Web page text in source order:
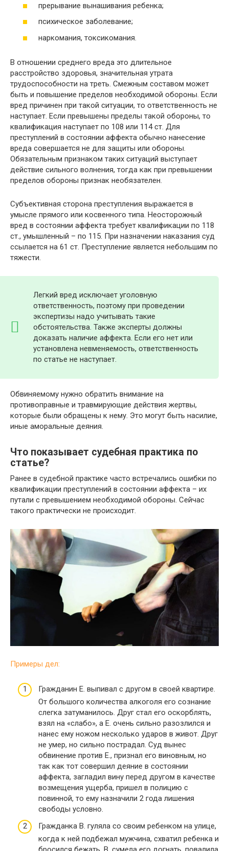
прерывание вынашивания ребенка;
психическое заболевание;
наркомания, токсикомания.
В отношении среднего вреда это длительное
расстройство здоровья, значительная утрата
трудоспособности на треть. Смежным составом может
быть и повышение пределов необходимой обороны. Если
вред причинен при такой ситуации, то ответственность не
наступает. Если превышены пределы такой обороны, то
квалификация наступает по 108 или 114 ст. Для
преступлений в состоянии аффекта обычно нанесение
вреда совершается не для защиты или обороны.
Обязательным признаком таких ситуаций выступает
действие сильного волнения, тогда как при превышении
пределов обороны признак необязателен.
Субъективная сторона преступления выражается в
умысле прямого или косвенного типа. Неосторожный
вред в состоянии аффекта требует квалификации по 118
ст., умышленный – по 115. При назначении наказания суд
ссылается на 61 ст. Преступление является небольшим по
тяжести.
Легкий вред исключает уголовную
ответственность, поэтому при проведении
экспертизы надо учитывать такие
обстоятельства. Также эксперты должны
доказать наличие аффекта. Если его нет или
установлена невменяемость, ответственность
по статье не наступает.
Обвиняемому нужно обратить внимание на
противоправные и травмирующие действия жертвы,
которые были обращены к нему. Это могут быть насилие,
иные аморальные деяния.
Что показывает судебная практика по
статье?
Ранее в судебной практике часто встречались ошибки по
квалификации преступлений в состоянии аффекта – их
путали с превышением необходимой обороны. Сейчас
такого практически не происходит.
Примеры дел:
Гражданин Е. выпивал с другом в своей квартире.
От большого количества алкоголя его сознание
слегка затуманилось. Друг стал его оскорблять,
взял на «слабо», а Е. очень сильно разозлился и
нанес ему ножом несколько ударов в живот. Друг
не умер, но сильно пострадал. Суд вынес
обвинение против Е., признал его виновным, но
так как тот совершил деяние в состоянии
аффекта, загладил вину перед другом в качестве
возмещения ущерба, пришел в полицию с
повинной, то ему назначили 2 года лишения
свободы условно.
Гражданка В. гуляла со своим ребенком на улице,
когда к ней подбежал мужчина, схватил ребенка и